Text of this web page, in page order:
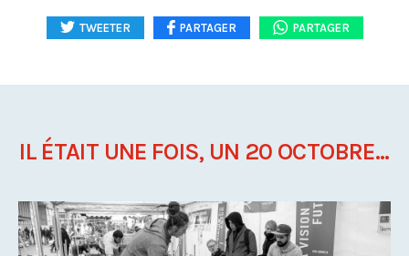
TWEETER PARTAGER PARTAGER
IL ÉTAIT UNE FOIS, UN 20 OCTOBRE...